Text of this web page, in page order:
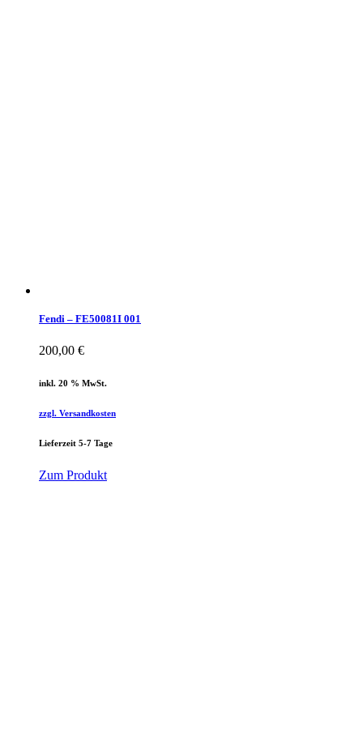
Fendi – FE50081I 001
200,00 €
inkl. 20 % MwSt.
zzgl. Versandkosten
Lieferzeit 5-7 Tage
Zum Produkt